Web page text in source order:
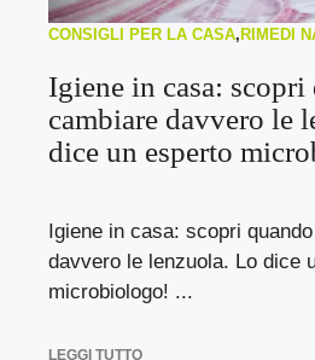
CONSIGLI PER LA CASA, RIMEDI
Igiene in casa:
cambiare davvero le
dice un esperto
Igiene in casa: scopri
davvero le lenzuola. Lo dice
microbiologo! ...
LEGGI TUTTO